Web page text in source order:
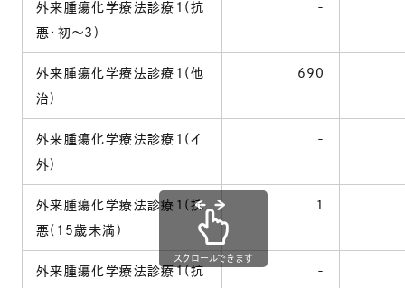
外来腫瘍化学療法診療1(抗
悪・初～3)
-
外来腫瘍化学療法診療1(他
治)
690
外来腫瘍化学療法診療1(イ
外)
-
外来腫瘍化学療法診療1(抗
悪(15歳未満)
1
外来腫瘍化学療法診療1(抗
-
スクロールできます